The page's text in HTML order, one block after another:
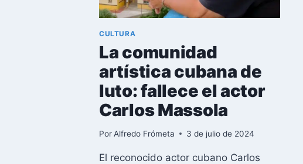
CULTURA
La comunidad
artística cubana de
luto: fallece el actor
Carlos Massola
Por Alfredo Frómeta 3 de julio de 2024
El reconocido actor cubano Carlos